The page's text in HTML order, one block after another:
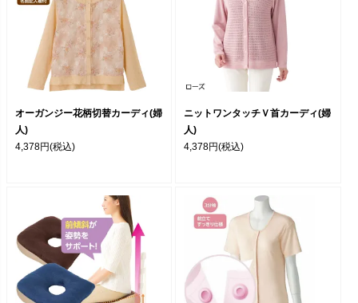
オーガンジー花柄切替カーディ(婦
人)
4,378円(税込)
ニットワンタッチＶ首カーディ(婦
人)
4,378円(税込)